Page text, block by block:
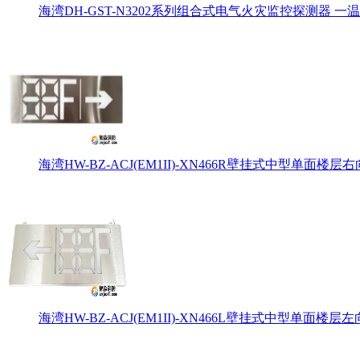
海湾DH-GST-N3202系列组合式电气火灾监控探测器 一温
海湾HW-BZ-ACJ(EM1II)-XN466R壁挂式中型单面楼层右
海湾HW-BZ-ACJ(EM1II)-XN466L壁挂式中型单面楼层左